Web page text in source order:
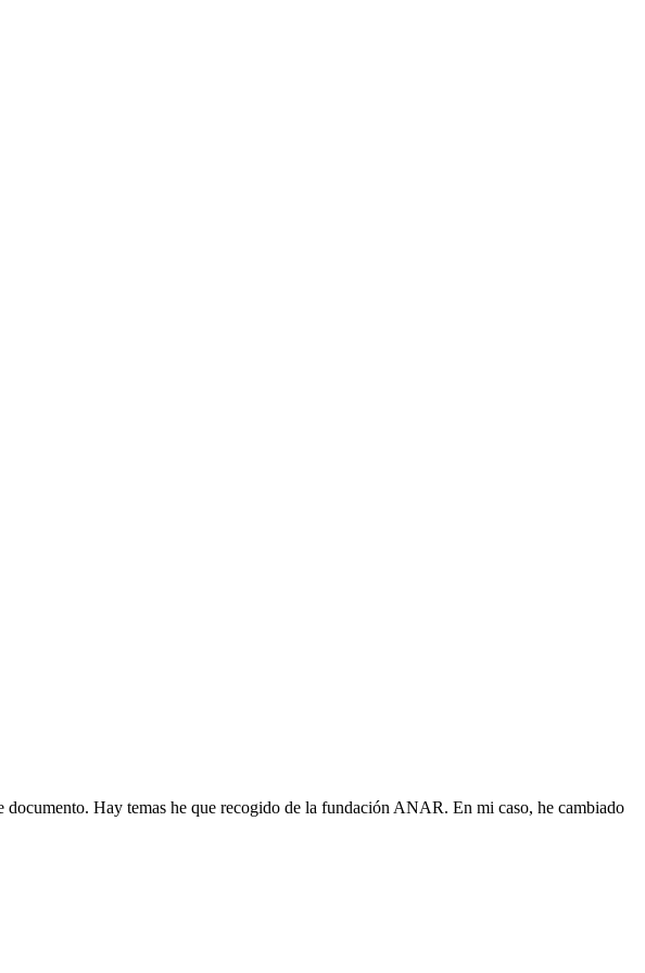
Hay temas he que recogido de la fundación ANAR. En mi caso, he cambiado